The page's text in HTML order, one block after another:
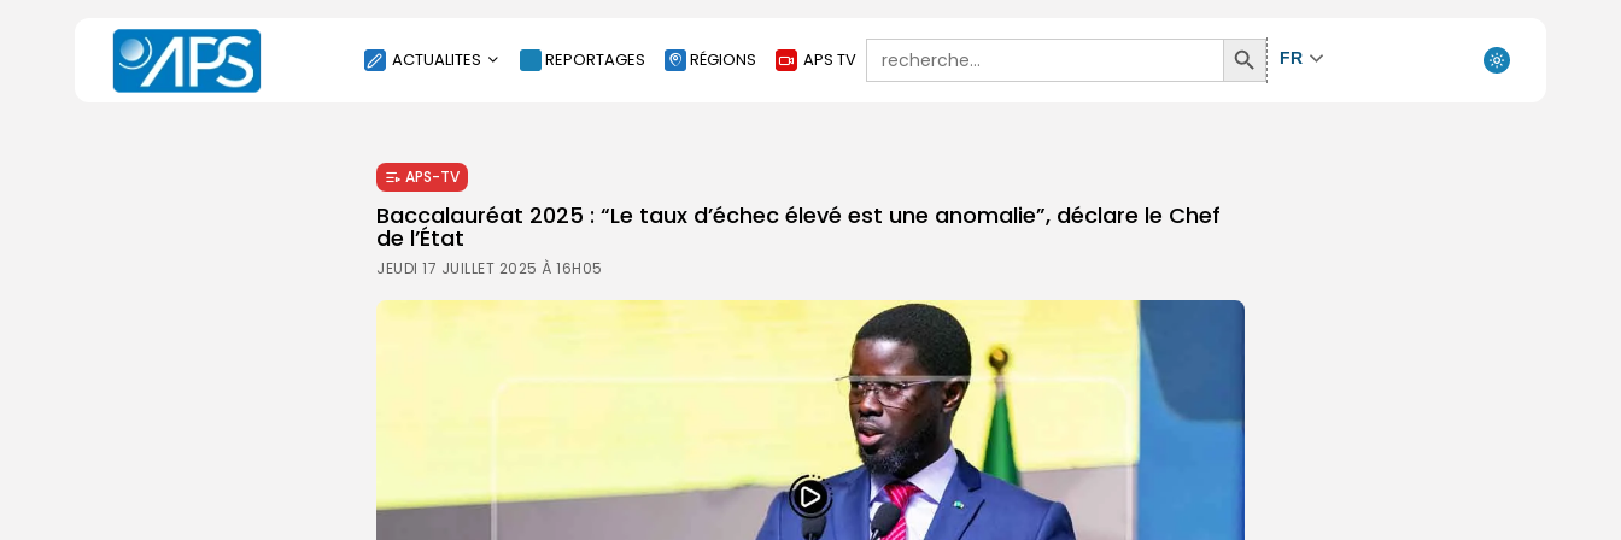
ACTUALITES
SOCIÉTÉ
ÉCONOMIE
CULTURE
REPORTAGES RÉGIONS APS TV
Search
for:
Search
Button
FR
APS-TV
Baccalauréat 2025 : “Le taux d’échec élevé est une anomalie”, déclare le Chef
de l’État
JEUDI 17 JUILLET 2025 À 16H05